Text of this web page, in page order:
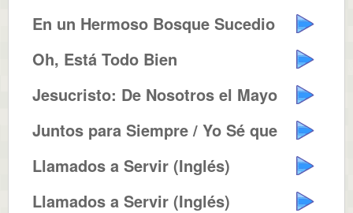
En un Hermoso Bosque Sucedio
Oh, Está Todo Bien
Jesucristo: De Nosotros el Mayor
Juntos para Siempre / Yo Sé que...
Llamados a Servir (Inglés)
Llamados a Servir (Inglés)